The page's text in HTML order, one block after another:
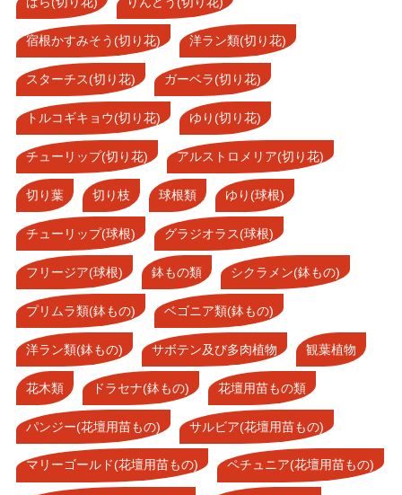
宿根かすみそう(切り花) 洋ラン類(切り花)
スターチス(切り花) ガーベラ(切り花)
トルコギキョウ(切り花) ゆり(切り花)
チューリップ(切り花) アルストロメリア(切り花)
切り葉 切り枝 球根類 ゆり(球根)
チューリップ(球根) グラジオラス(球根)
フリージア(球根) 鉢もの類 シクラメン(鉢もの)
プリムラ類(鉢もの) ベゴニア類(鉢もの)
洋ラン類(鉢もの) サボテン及び多肉植物 観葉植物
花木類 ドラセナ(鉢もの) 花壇用苗もの類
パンジー(花壇用苗もの) サルビア(花壇用苗もの)
マリーゴールド(花壇用苗もの) ペチュニア(花壇用苗もの)